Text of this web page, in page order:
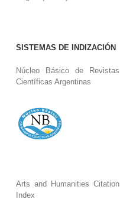
SISTEMAS DE INDIZACIÓN
Núcleo Básico de Revistas
Científicas Argentinas
Arts and Humanities Citation
Index